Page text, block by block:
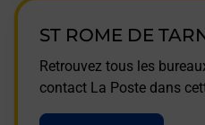
ST ROME DE
Retrouvez tous les
contact La Poste dans